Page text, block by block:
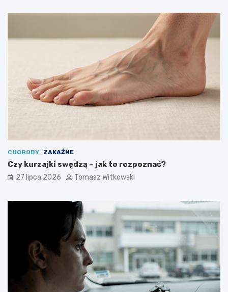
CHOROBY ZAKAŹNE
Czy kurzajki swędzą – jak to rozpoznać?
27 lipca 2026 Tomasz Witkowski